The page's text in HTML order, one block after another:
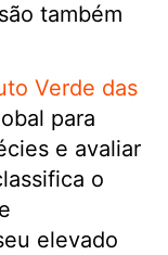
também
Verde das
para
e avaliar
o
elevado